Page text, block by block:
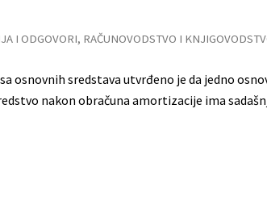
I ODGOVORI, RAČUNOVODSTVO I
osnovnih sredstava utvrđeno je da jedno
nakon obračuna amortizacije ima